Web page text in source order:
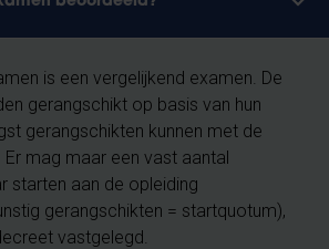
is een vergelijkend examen. De
gerangschikt op basis van hun
gerangschikten kunnen met de
mag maar een vast aantal
starten aan de opleiding
gerangschikten = startquotum),
vastgelegd.